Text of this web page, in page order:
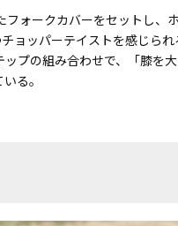
ォークカバーをセットし、
ョッパーテイストを感じら
プの組み合わせで、「膝を
る。